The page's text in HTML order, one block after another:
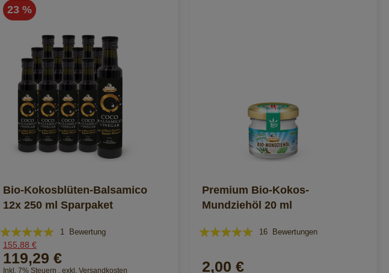
23 %
Bio-Kokosblüten-Balsamico
12x 250 ml Sparpaket
Bewertung:
100%
1 Bewertung
155,88 €
119,29 €
Inkl. 7% Steuern exkl. Versandkosten
Premium Bio-Kokos-
Mundziehöl 20 ml
Bewertung:
16 Bewertungen
2,00 €